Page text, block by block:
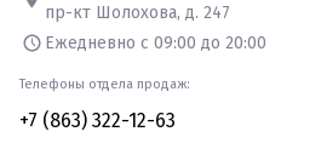
пр-кт Шолохова, д. 247
Ежедневно с 09:00 до 20:00
Телефоны отдела продаж:
+7 (863) 322-12-63